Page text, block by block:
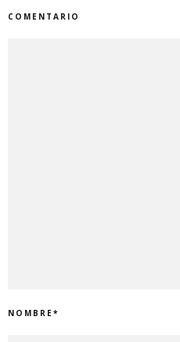
COMENTARIO
NOMBRE*